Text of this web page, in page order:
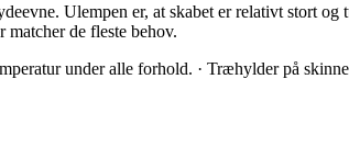
Ulempen er, at skabet er relativt stort og
de fleste behov.
under alle forhold. · Træhylder på